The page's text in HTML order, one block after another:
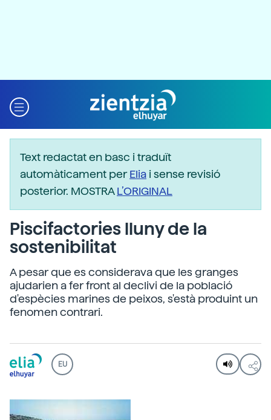
Text redactat en basc i traduït
automàticament perElia i sense revisió
posterior. MOSTRAL’ORIGINAL
Piscifactories lluny de la
sostenibilitat
A pesar que es considerava que les granges
ajudarien a fer front al declivi de la població
d'espècies marines de peixos, s'està produint un
fenomen contrari.
EU